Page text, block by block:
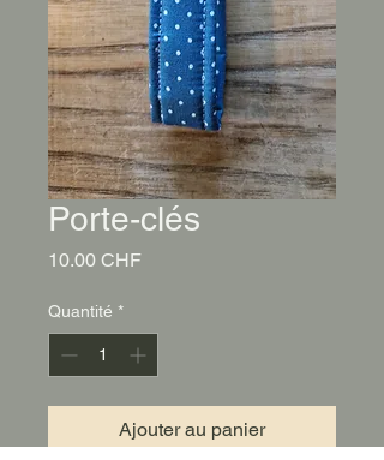
Porte-clés
10.00 CHFPrix
Quantité *
Ajouter au panier